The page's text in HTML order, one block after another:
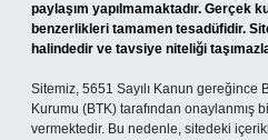
paylaşım yapılmamaktadır. Gerçek
benzerlikleri tamamen tesadüfidir.
halindedir ve tavsiye niteliği
Sitemiz, 5651 Sayılı Kanun gereğince
Kurumu (BTK) tarafından onaylanmış
vermektedir. Bu nedenle, sitedeki